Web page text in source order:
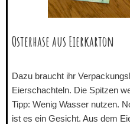
Osterhase aus Eierkarton
Dazu braucht ihr
Eierschachteln. Die Spitzen
Tipp: Wenig Wasser nutzen.
ist es ein Gesicht. Aus dem